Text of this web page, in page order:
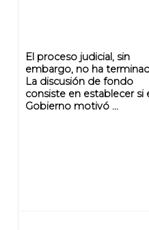
El proceso judicial, sin
embargo, no ha
La discusión de fondo
consiste en establecer si
Gobierno motivó ...